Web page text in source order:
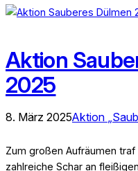
Aktion
2025
8. März 2025Aktion
Zum großen Aufräumen
zahlreiche Schar an